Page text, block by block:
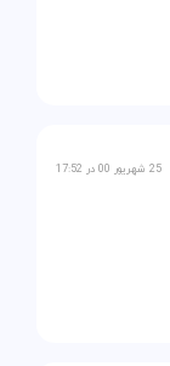
25 شهریور 00 در 17:52